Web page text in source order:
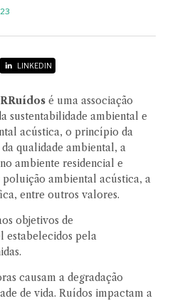
LINKEDIN
é uma associação
sustentabilidade ambiental e
acústica, o princípio da
qualidade ambiental, a
ambiente residencial e
ambiental acústica, a
entre outros valores.
objetivos de
estabelecidos pela
causam a degradação
de vida. Ruídos impactam a